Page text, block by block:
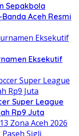
Sepakbola
Aceh Resmi
Eksekutif
Super League
Rp9 Juta